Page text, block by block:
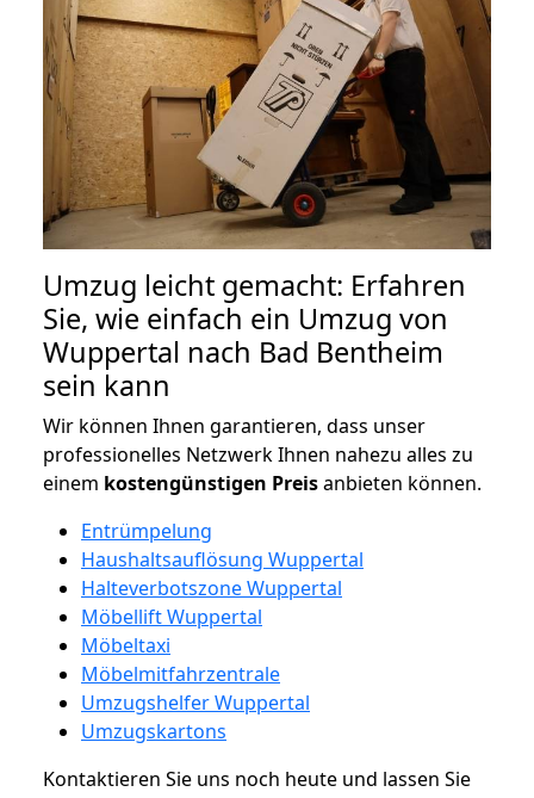
Umzug leicht gemacht: Erfahren
Sie, wie einfach ein Umzug von
Wuppertal nach Bad Bentheim
sein kann
Wir können Ihnen garantieren, dass unser
professionelles Netzwerk Ihnen nahezu alles zu
einem kostengünstigen Preisanbieten können.
Entrümpelung
Haushaltsauflösung Wuppertal
Halteverbotszone Wuppertal
Möbellift Wuppertal
Möbeltaxi
Möbelmitfahrzentrale
Umzugshelfer Wuppertal
Umzugskartons
Kontaktieren Sie uns noch heute und lassen Sie